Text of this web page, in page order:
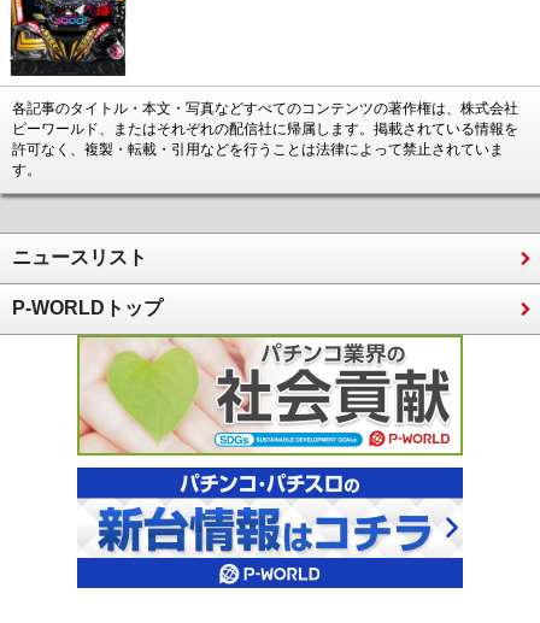
各記事のタイトル・本文・写真などすべてのコンテンツの著作権は、株式会社
ピーワールド、またはそれぞれの配信社に帰属します。掲載されている情報を
許可なく、複製・転載・引用などを行うことは法律によって禁止されていま
す。
ニュースリスト
P-WORLDトップ